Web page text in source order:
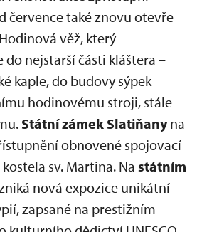
července také znovu otevře
věž, který
do nejstarší části kláštera –
kaple, do budovy sýpek
hodinovému stroji, stále
Státní zámek Slatiňanyna
obnovené spojovací
sv. Martina. Na státním
nová expozice unikátní
zapsané na prestižním